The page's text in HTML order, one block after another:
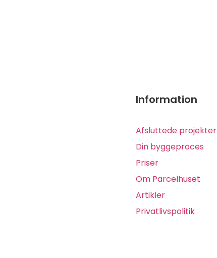
Information
Afsluttede projekter
Din byggeproces
Priser
Om Parcelhuset
Artikler
Privatlivspolitik